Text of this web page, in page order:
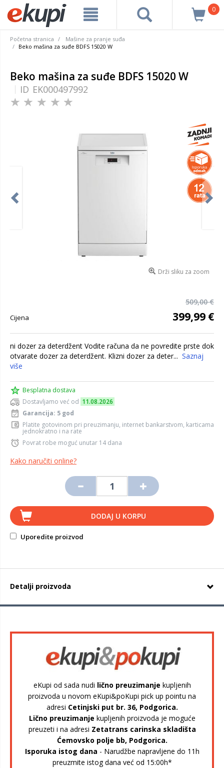
0
Početna stranica
Mašine za pranje suđa
Beko mašina za suđe BDFS 15020 W
Beko mašina za suđe BDFS 15020 W
ID EK000497992
Drži sliku za zoom
509,00 €
Cijena 399,99 €
ni dozer za deterdžent Vodite računa da ne povredite prste dok
otvarate dozer za deterdžent. Klizni dozer za deter... Saznaj
više
Besplatna dostava
Dostavljamo već od 11.08.2026
Garancija: 5 god
Platite gotovinom pri preuzimanju, internet bankarstvom, karticama
jednokratno i na rate
Povrat robe moguć unutar 14 dana
Kako naručiti online?
DODAJ U KORPU
Uporedite proizvod
Detalji proizvoda
eKupi od sada nudi lično preuzimanje kupljenih
proizvoda u novom eKupi&poKupi pick up pointu na
adresi Cetinjski put br. 36, Podgorica.
Lično preuzimanje kupljenih proizvoda je moguće
preuzeti i na adresi Zetatrans carinska skladišta
Ćemovsko polje bb, Podgorica.
Isporuka istog dana - Narudžbe napravljene do 11h
preuzmite istog dana već od 15:00h*